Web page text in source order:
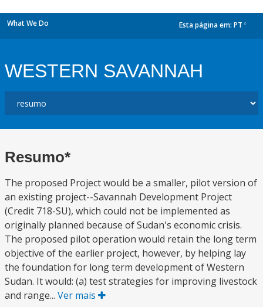
What We Do Esta página em: PT
WESTERN SAVANNAH
Resumo*
The proposed Project would be a smaller, pilot version of
an existing project--Savannah Development Project
(Credit 718-SU), which could not be implemented as
originally planned because of Sudan's economic crisis.
The proposed pilot operation would retain the long term
objective of the earlier project, however, by helping lay
the foundation for long term development of Western
Sudan. It would: (a) test strategies for improving livestock
and range... Ver mais